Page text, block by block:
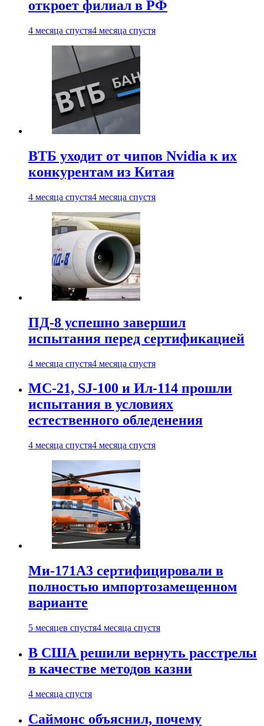
откроет филиал в РФ
4 месяца спустя4 месяца спустя
ВТБ уходит от чипов Nvidia к их
конкурентам из Китая
4 месяца спустя4 месяца спустя
ПД-8 успешно завершил
испытания перед сертификацией
4 месяца спустя4 месяца спустя
МС-21, SJ-100 и Ил-114 прошли
испытания в условиях
естественного обледенения
4 месяца спустя4 месяца спустя
Ми-171А3 сертифицировали в
полностью импортозамещенном
варианте
5 месяцев спустя4 месяца спустя
В США решили вернуть расстрелы
в качестве методов казни
4 месяца спустя
Саймонс объяснил, почему